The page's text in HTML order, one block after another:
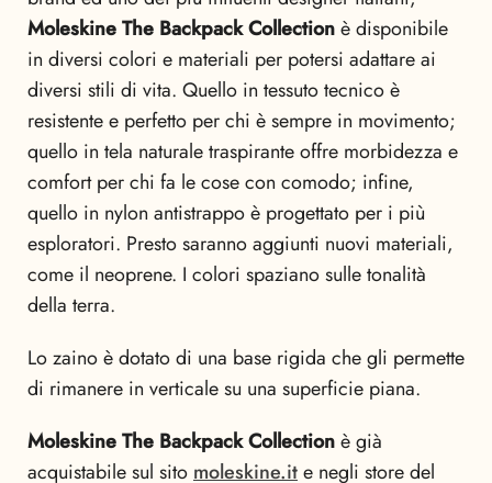
Moleskine The Backpack Collectionè disponibile
in diversi colori e materiali per potersi adattare ai
diversi stili di vita. Quello in tessuto tecnico è
resistente e perfetto per chi è sempre in movimento;
quello in tela naturale traspirante offre morbidezza e
comfort per chi fa le cose con comodo; infine,
quello in nylon antistrappo è progettato per i più
esploratori. Presto saranno aggiunti nuovi materiali,
come il neoprene. I colori spaziano sulle tonalità
della terra.
Lo zaino è dotato di una base rigida che gli permette
di rimanere in verticale su una superficie piana.
Moleskine The Backpack Collectionè già
acquistabile sul sito moleskine.ite negli store del